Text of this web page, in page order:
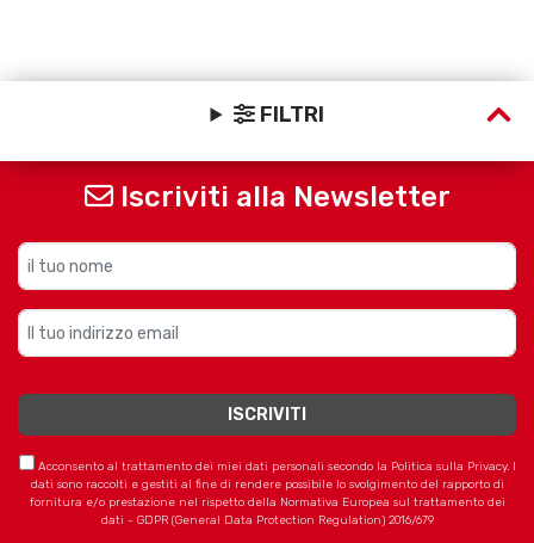
FILTRI
Iscriviti alla Newsletter
Acconsento al trattamento dei miei dati personali secondo la Politica sulla Privacy. I
dati sono raccolti e gestiti al fine di rendere possibile lo svolgimento del rapporto di
fornitura e/o prestazione nel rispetto della Normativa Europea sul trattamento dei
dati - GDPR (General Data Protection Regulation) 2016/679